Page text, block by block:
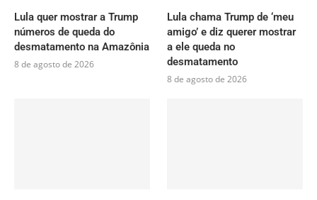
Lula quer mostrar a Trump
números de queda do
desmatamento na Amazônia
8 de agosto de 2026
Lula chama Trump de ‘meu
amigo’ e diz querer mostrar
a ele queda no
desmatamento
8 de agosto de 2026